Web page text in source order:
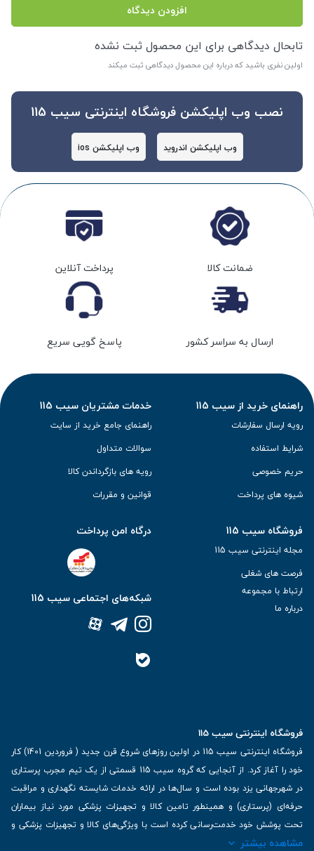
افزودن دیدگاه
تابحال دیدگاهی برای این محصول ثبت نشده
اولین نفری باشید که درباره این محصول دیدگاهی ثبت میکند
نصب وب اپلیکشن فروشگاه اینترنتی سیب 115
وب اپلیکشن اندروید وب اپلیکشن ios
ضمانت کالا پرداخت آنلاین
ارسال به سراسر کشور پاسخ گویی سریع
راهنمای خرید از سیب 115
رویه ارسال سفارشات
شرایط استفاده
حریم خصوصی
شیوه های پرداخت
خدمات مشتریان سیب 115
راهنمای جامع خرید از سایت
سوالات متداول
رویه های بازگرداندن کالا
قوانین و مقررات
فروشگاه سیب 115
مجله اینترنتی سیب 115
فرصت های شغلی
ارتباط با مجموعه
درباره ما
درگاه امن پرداخت
شبکه‌های اجتماعی سیب 115
فروشگاه اینترنتی سیب 115
فروشگاه اینترنتی سیب 115 در اولین روزهای شروع قرن جدید ( فروردین 1401) کار
خود را آغاز کرد. از آنجایی که گروه سیب 115 قسمتی از یک تیم مجرب پرستاری
در شهرجهانی یزد بوده است و سال‌ها در ارائه خدمات شایسته نگهداری و مراقبت
حرفه‌ای (پرستاری) و همینطور تامین کالا و تجهیزات پزشکی مورد نیاز بیماران
تحت پوشش خود خدمت‌رسانی کرده است با ویژگی‌های کالا و تجهیزات پزشکی و
برترین برندهای موجود در بازار اطلاعات بسیار ارزشمندی را دارا می‌باشد
مشاهده بیشتر